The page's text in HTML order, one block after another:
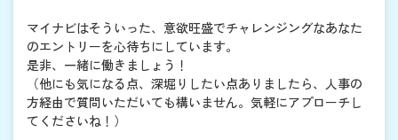
マイナビはそういった、意欲旺盛でチャレンジングなあなた
のエントリーを心待ちにしています。
是非、一緒に働きましょう！
（他にも気になる点、深堀りしたい点ありましたら、人事の
方経由で質問いただいても構いません。気軽にアプローチし
てくださいね！）